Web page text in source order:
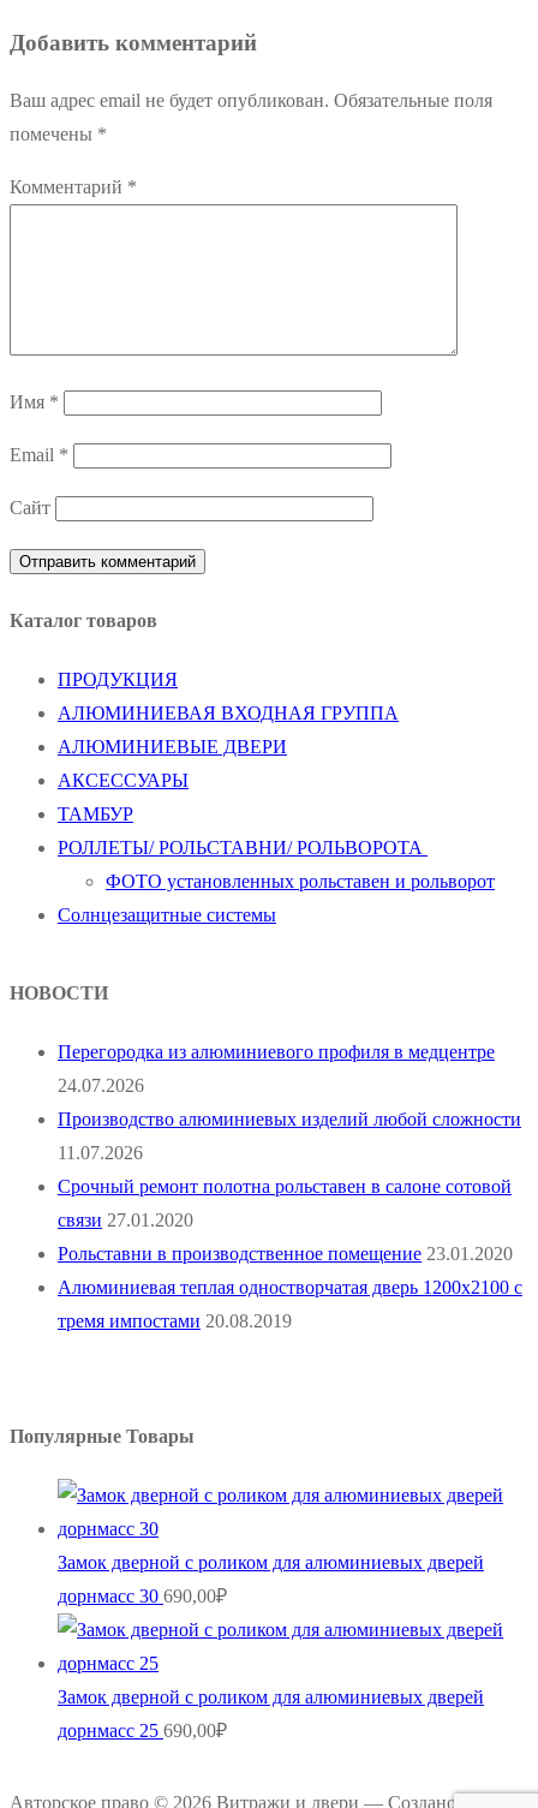
Добавить комментарий
Ваш адрес email не будет опубликован. Обязательные поля
помечены *
Комментарий *
Имя *
Email *
Сайт
Каталог товаров
ПРОДУКЦИЯ
АЛЮМИНИЕВАЯ ВХОДНАЯ ГРУППА
АЛЮМИНИЕВЫЕ ДВЕРИ
АКСЕССУАРЫ
ТАМБУР
РОЛЛЕТЫ/ РОЛЬСТАВНИ/ РОЛЬВОРОТА
ФОТО установленных рольставен и рольворот
Солнцезащитные системы
НОВОСТИ
Перегородка из алюминиевого профиля в медцентре
24.07.2026
Производство алюминиевых изделий любой сложности
11.07.2026
Срочный ремонт полотна рольставен в салоне сотовой
связи 27.01.2020
Рольставни в производственное помещение 23.01.2020
Алюминиевая теплая одностворчатая дверь 1200х2100 с
тремя импостами 20.08.2019
Популярные Товары
Замок дверной с роликом для алюминиевых дверей
дорнмасс 30 690,00₽
Замок дверной с роликом для алюминиевых дверей
дорнмасс 25 690,00₽
Авторское право © 2026 Витражи и двери — Создано ООО